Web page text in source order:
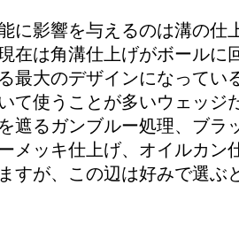
に影響を与えるのは溝の仕
在は角溝仕上げがボールに
最大のデザインになってい
て使うことが多いウェッジ
遮るガンブルー処理、ブラ
メッキ仕上げ、オイルカン
すが、この辺は好みで選ぶ